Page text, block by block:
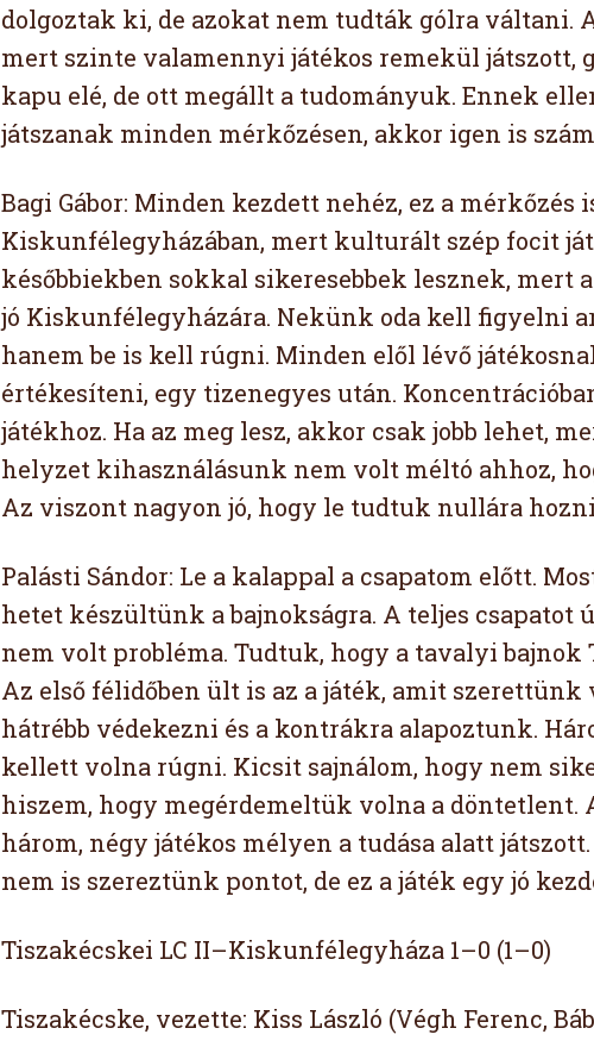
dolgoztak ki, de azokat nem tudták gólra váltani.
mert szinte valamennyi játékos remekül játszott,
kapu elé, de ott megállt a tudományuk. Ennek
játszanak minden mérkőzésen, akkor igen is
Bagi Gábor: Minden kezdett nehéz, ez a mérkőzés
Kiskunfélegyházában, mert kulturált szép focit
későbbiekben sokkal sikeresebbek lesznek, mert
jó Kiskunfélegyházára. Nekünk oda kell figyelni
hanem be is kell rúgni. Minden elől lévő
értékesíteni, egy tizenegyes után.
játékhoz. Ha az meg lesz, akkor csak jobb lehet,
helyzet kihasználásunk nem volt méltó ahhoz,
Az viszont nagyon jó, hogy le tudtuk nullára
Palásti Sándor: Le a kalappal a csapatom előtt.
hetet készültünk a bajnokságra. A teljes
nem volt probléma. Tudtuk, hogy a tavalyi
Az első félidőben ült is az a játék, amit
hátrébb védekezni és a kontrákra alapoztunk.
kellett volna rúgni. Kicsit sajnálom, hogy nem
hiszem, hogy megérdemeltük volna a döntetlent.
három, négy játékos mélyen a tudása alatt
nem is szereztünk pontot, de ez a játék egy jó
Tiszakécskei LC II–Kiskunfélegyháza 1–0 (1–0)
Tiszakécske, vezette: Kiss László (Végh Ferenc,